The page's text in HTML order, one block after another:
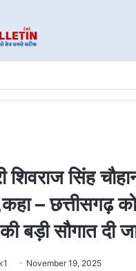
शिवराज सिंह
– छत्तीसगढ़
बड़ी सौगात दी
November 19, 2025